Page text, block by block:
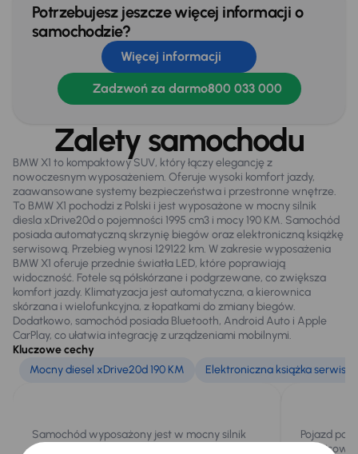
Przciemniane szyby
Skórzana kierownica
Stop Start systém
WSP. KIEROWNICY
Zamek centralny
Na zewnątrz
Bezkluczowe otwieranie auta
Czujniki parkowania prz. i tył
El. otwierany bagażnik
Elektr. składane lusterka
Oryginalne Alufelgi
Relingi dachowe
Potrzebujesz jeszcze więcej informacji o
samochodzie?
Więcej informacji
Zadzwoń za darmo800 033 000
Zalety samochodu
BMW X1 to kompaktowy SUV, który łączy elegancję z
nowoczesnym wyposażeniem. Oferuje wysoki komfort jazdy,
zaawansowane systemy bezpieczeństwa i przestronne wnętrze.
To BMW X1 pochodzi z Polski i jest wyposażone w mocny silnik
diesla xDrive20d o pojemności 1995 cm3 i mocy 190 KM. Samochód
posiada automatyczną skrzynię biegów oraz elektroniczną książkę
serwisową. Przebieg wynosi 129122 km. W zakresie wyposażenia
BMW X1 oferuje przednie światła LED, które poprawiają
widoczność. Fotele są półskórzane i podgrzewane, co zwiększa
komfort jazdy. Klimatyzacja jest automatyczna, a kierownica
skórzana i wielofunkcyjna, z łopatkami do zmiany biegów.
Dodatkowo, samochód posiada Bluetooth, Android Auto i Apple
CarPlay, co ułatwia integrację z urządzeniami mobilnymi.
Kluczowe cechy
Mocny diesel xDrive20d 190 KM
Elektroniczna książka
Samochód wyposażony jest w mocny silnik
diesla xDrive20d o mocy 190KM.
Pojazd
serwisową.